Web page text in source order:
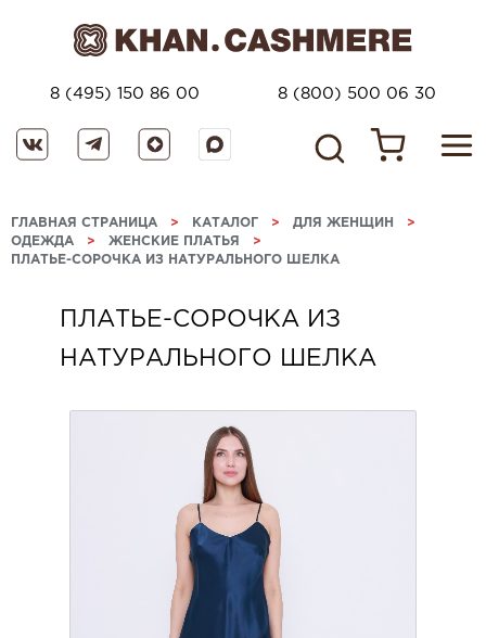
8 (495) 150 86 00 8 (800) 500 06 30
ГЛАВНАЯ СТРАНИЦА > КАТАЛОГ > ДЛЯ ЖЕНЩИН >
ОДЕЖДА > ЖЕНСКИЕ ПЛАТЬЯ >
ПЛАТЬЕ-СОРОЧКА ИЗ НАТУРАЛЬНОГО ШЕЛКА
ПЛАТЬЕ-СОРОЧКА ИЗ
НАТУРАЛЬНОГО ШЕЛКА